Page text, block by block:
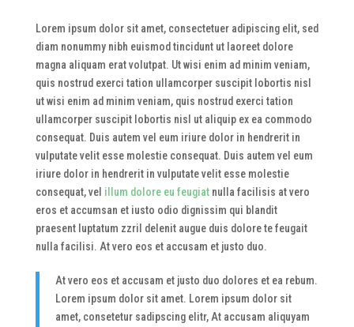
Lorem ipsum dolor sit amet, consectetuer adipiscing elit, sed
diam nonummy nibh euismod tincidunt ut laoreet dolore
magna aliquam erat volutpat. Ut wisi enim ad minim veniam,
quis nostrud exerci tation ullamcorper suscipit lobortis nisl
ut wisi enim ad minim veniam, quis nostrud exerci tation
ullamcorper suscipit lobortis nisl ut aliquip ex ea commodo
consequat. Duis autem vel eum iriure dolor in hendrerit in
vulputate velit esse molestie consequat. Duis autem vel eum
iriure dolor in hendrerit in vulputate velit esse molestie
consequat, vel illum dolore eu feugiatnulla facilisis at vero
eros et accumsan et iusto odio dignissim qui blandit
praesent luptatum zzril delenit augue duis dolore te feugait
nulla facilisi. At vero eos et accusam et justo duo.
At vero eos et accusam et justo duo dolores et ea rebum.
Lorem ipsum dolor sit amet. Lorem ipsum dolor sit
amet, consetetur sadipscing elitr, At accusam aliquyam